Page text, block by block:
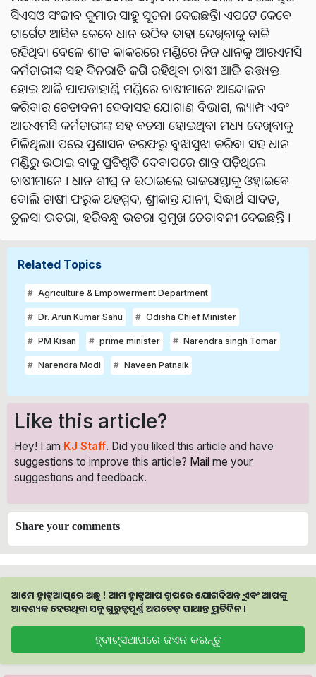
ସିଏସଓ ସଂଜୀବ କୁମାର ସାହୁ ସୂଚନା ଦେଇଛନ୍ତି। ଏପଟେ କେବେ
ଟାର୍ଗେଟ ଆସିବ କେବେ ଧାନ ଉଠିବ ତାହା ଦେଖିବାକୁ ବାକି
ରହିଥିବା ବେଳେ ଶୀତ କାକରରେ ମଣ୍ଡିରେ ନିଜ ଧାନକୁ ଆରଏମସି
କର୍ମଚାରୀଙ୍କ ସହ ଦିନରାତି ଜଗି ରହିଥିବା ଚାଷୀ ଆଜି ଉତ୍ତ୍ୟକ୍ତ
ହୋଇ ଆଜି ପାପଡାହାଣ୍ଡି ମଣ୍ଡିରେ ଚାଷୀମାନେ ଆନ୍ଦୋଳନ
କରିବାର ଚେତାବନୀ ଦେବାସହ ଯୋଗାଣ ବିଭାଗ, ଲ୍ୟାମ୍ପ ଏବଂ
ଆରଏମସି କର୍ମଚାରୀଙ୍କ ସହ ବଚସା ହୋଇଥିବା ମଧ୍ୟ ଦେଖିବାକୁ
ମିଳିଥିଲା। ପରେ ପ୍ରଶାସନ ତରଫରୁ ବୁଝାସୁଝା କରିବା ସହ ଧାନ
ମଣ୍ଡିରୁ ଉଠାଇ ବାକୁ ପ୍ରତିଶୃତି ଦେବାପରେ ଶାନ୍ତ ପଡ଼ିଥିଲେ
ଚାଷୀମାନେ । ଧାନ ଶୀଘ୍ର ନ ଉଠାଇଲେ ରାଜରାସ୍ତାକୁ ଓହ୍ଲାଇବେ
ବୋଲି ଚାଷୀ ଫରୁକ ଅହମ୍ମଦ, ଶ୍ରୀକାନ୍ତ ଯାନୀ, ସିଦ୍ଧାର୍ଥ ସାବତ,
ତୁଳସା ଭତରା, ହରିବନ୍ଧୁ ଭତରା ପ୍ରମୁଖ ଚେତାବନୀ ଦେଇଛନ୍ତି ।
Related Topics
Agriculture & Empowerment Department
Dr. Arun Kumar Sahu Odisha Chief Minister
PM Kisan prime minister Narendra singh Tomar
Narendra Modi Naveen Patnaik
Like this article?
Hey! I am KJ Staff. Did you liked this article and have
suggestions to improve this article? Mail me your
suggestions and feedback.
Share your comments
ଆମେ ହ୍ବାଟ୍ସଆପ୍‌ରେ ଅଛୁ ! ଆମ ହ୍ବାଟ୍ସଆପ ଗ୍ରୁପରେ ଯୋଗଦିଅନ୍ତୁ ଏବଂ ଆପଙ୍କୁ
ଆବଶ୍ୟକ ହେଉଥିବା ସବୁ ଗୁରୁତ୍ବପୂର୍ଣ୍ଣ ଅପଡେଟ୍‌ ପାଆନ୍ତୁ ପ୍ରତିଦିନ ।
ହ୍ବାଟ୍ସଆପରେ ଜଏନ କରନ୍ତୁ